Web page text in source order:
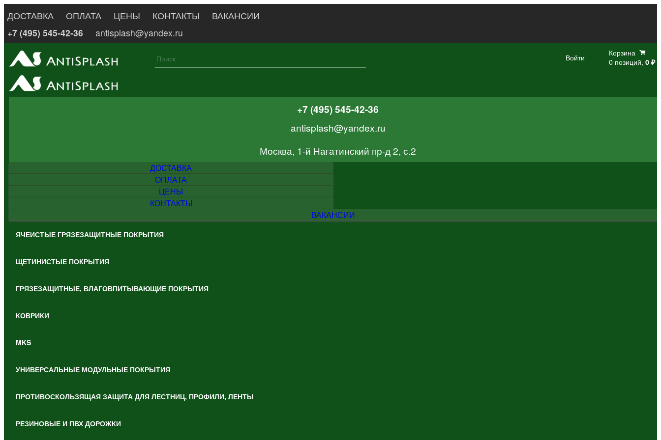
ДОСТАВКА ОПЛАТА ЦЕНЫ КОНТАКТЫ
ВАКАНСИИ
+7 (495) 545-42-36
antisplash@yandex.ru
Войти
Корзина
0 позиций, 0 ₽
+7 (495) 545-42-36
antisplash@yandex.ru
Москва, 1-й Нагатинский пр-д 2, с.2
ДОСТАВКА
ОПЛАТА
ЦЕНЫ
КОНТАКТЫ
ВАКАНСИИ
ЯЧЕИСТЫЕ ГРЯЗЕЗАЩИТНЫЕ ПОКРЫТИЯ
ЩЕТИНИСТЫЕ ПОКРЫТИЯ
ГРЯЗЕЗАЩИТНЫЕ, ВЛАГОВПИТЫВАЮЩИЕ ПОКРЫТИЯ
КОВРИКИ
MKS
УНИВЕРСАЛЬНЫЕ МОДУЛЬНЫЕ ПОКРЫТИЯ
ПРОТИВОСКОЛЬЗЯЩАЯ ЗАЩИТА ДЛЯ ЛЕСТНИЦ, ПРОФИЛИ, ЛЕНТЫ
РЕЗИНОВЫЕ И ПВХ ДОРОЖКИ